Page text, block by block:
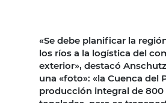
«Se debe planificar la
los ríos a la logística del
exterior», destacó
una «foto»: «la Cuenca del
producción integral de